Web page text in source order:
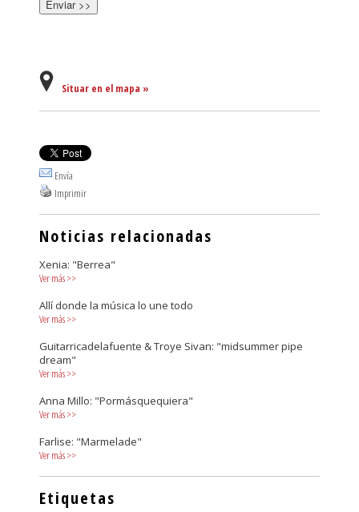
Situar en el mapa »
Envía
Imprimir
Noticias relacionadas
Xenia: "Berrea"
Ver más>>
Allí donde la música lo une todo
Ver más>>
Guitarricadelafuente & Troye Sivan: "midsummer pipe
dream"
Ver más>>
Anna Millo: "Pormásquequiera"
Ver más>>
Farlise: "Marmelade"
Ver más>>
Etiquetas